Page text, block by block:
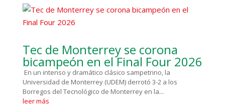
Tec de Monterrey se corona
bicampeón en el Final Four 2026
En un intenso y dramático clásico sampetrino, la
Universidad de Monterrey (UDEM) derrotó 3-2 a los
Borregos del Tecnológico de Monterrey en la...
leer más